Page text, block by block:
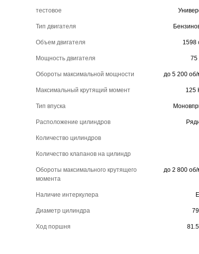
тестовое
Тип двигателя
Объем двигателя 1598
Мощность двигателя 75
Обороты максимальной мощности до 5 200 об/
Максимальный крутящий момент 125
Тип впуска
Расположение цилиндров
Количество цилиндров
Количество клапанов на цилиндр
Обороты максимального крутящего
момента
до 2 800 об/
Наличие интеркулера
Диаметр цилиндра
Ход поршня